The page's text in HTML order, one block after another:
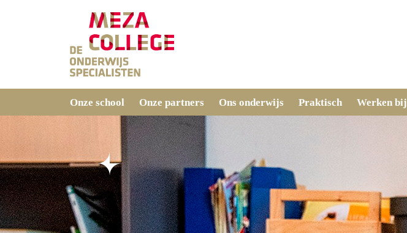
Onze school Onze partners Ons onderwijs Praktisch Werken bij